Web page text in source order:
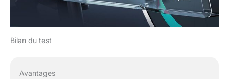
Bilan du test
Avantages